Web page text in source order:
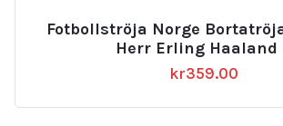
Fotbollströja Norge
Herr Erling Haaland
kr359.00